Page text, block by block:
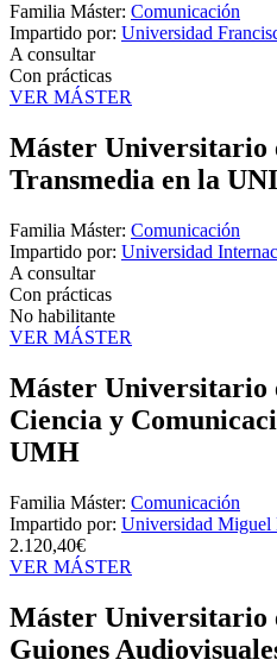
Familia Máster: Comunicación
Impartido por: Universidad
A consultar
Con prácticas
VER MÁSTER
Máster Universitario
Transmedia en la
Familia Máster: Comunicación
Impartido por: Universidad
A consultar
Con prácticas
No habilitante
VER MÁSTER
Máster Universitario
Ciencia y
UMH
Familia Máster: Comunicación
Impartido por: Universidad Miguel
2.120,40€
VER MÁSTER
Máster Universitario
Guiones